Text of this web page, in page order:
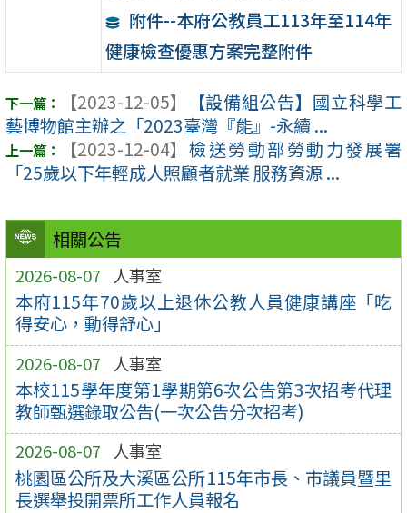
相關公告
2026-08-07 人事室
本府115年70歲以上退休公教人員健康講座「吃
得安心，動得舒心」
2026-08-07 人事室
本校115學年度第1學期第6次公告第3次招考代理
教師甄選錄取公告(一次公告分次招考)
2026-08-07 人事室
桃園區公所及大溪區公所115年市長、市議員暨里
長選舉投開票所工作人員報名
附件--本府公教員工113年至114年
健康檢查優惠方案完整附件
【2023-12-05】
【設備組公告】國立科學工
藝博物館主辦之「2023臺灣『能』-永續 ...
【2023-12-04】 檢送勞動部勞動力發展署
「25歲以下年輕成人照顧者就業 服務資源 ...